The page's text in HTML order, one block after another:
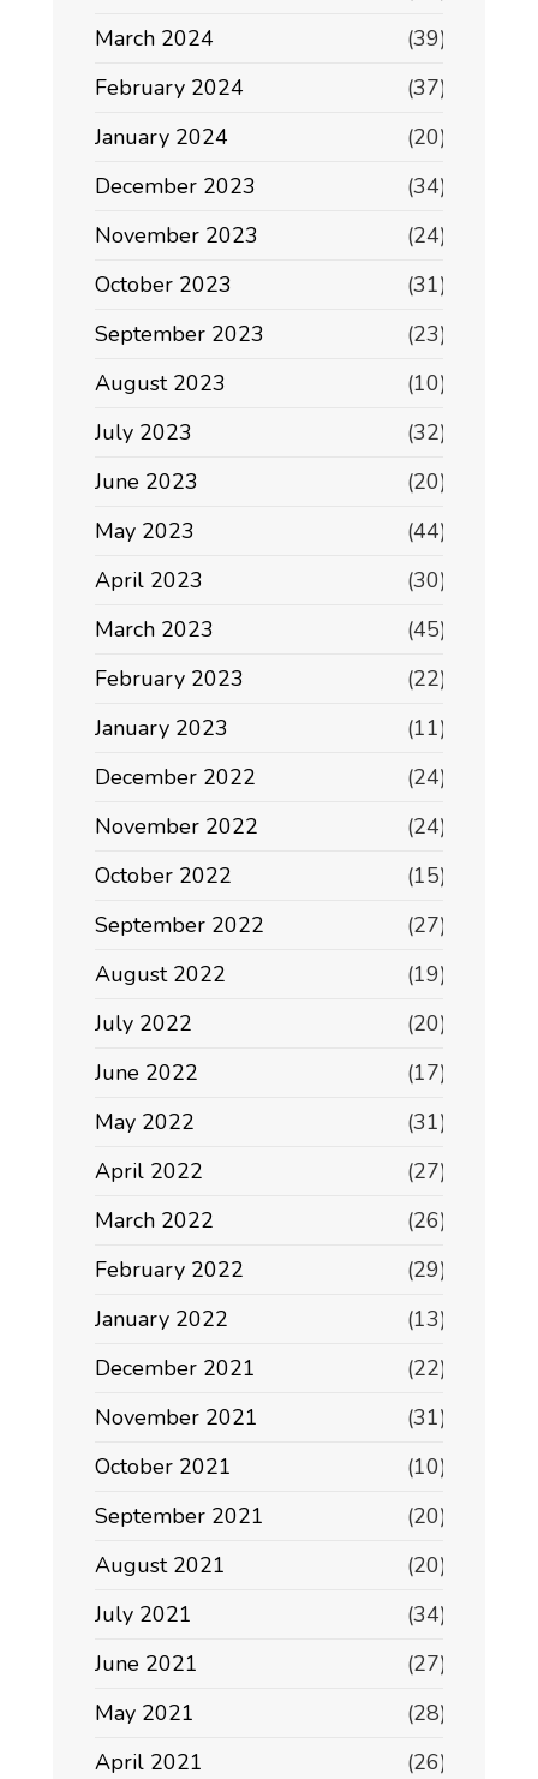
March 2024
(39)
February 2024
(37)
January 2024
(20)
December 2023
(34)
November 2023
(24)
October 2023
(31)
September 2023
(23)
August 2023
(10)
July 2023
(32)
June 2023
(20)
May 2023
(44)
April 2023
(30)
March 2023
(45)
February 2023
(22)
January 2023
(11)
December 2022
(24)
November 2022
(24)
October 2022
(15)
September 2022
(27)
August 2022
(19)
July 2022
(20)
June 2022
(17)
May 2022
(31)
April 2022
(27)
March 2022
(26)
February 2022
(29)
January 2022
(13)
December 2021
(22)
November 2021
(31)
October 2021
(10)
September 2021
(20)
August 2021
(20)
July 2021
(34)
June 2021
(27)
May 2021
(28)
April 2021
(26)